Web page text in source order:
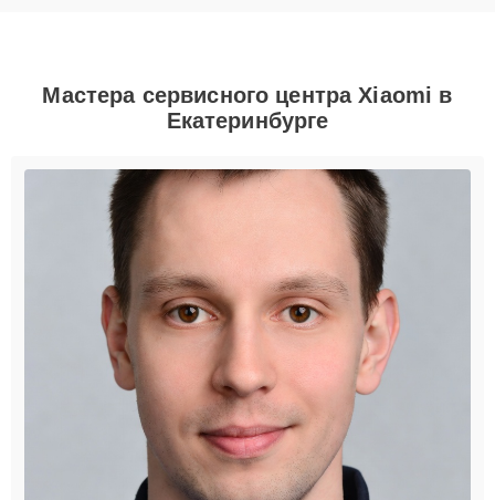
Мастера сервисного центра Xiaomi в
Екатеринбурге